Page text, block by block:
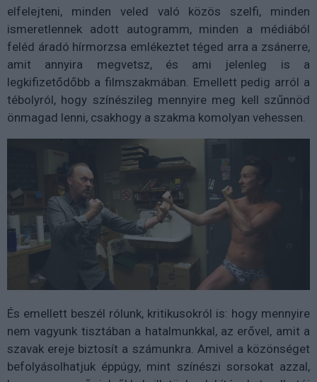
elfelejteni, minden veled való közös szelfi, minden
ismeretlennek adott autogramm, minden a médiából
feléd áradó hírmorzsa emlékeztet téged arra a zsánerre,
amit annyira megvetsz, és ami jelenleg is a
legkifizetődőbb a filmszakmában. Emellett pedig arról a
tébolyról, hogy színészileg mennyire meg kell szűnnöd
önmagad lenni, csakhogy a szakma komolyan vehessen.
És emellett beszél rólunk, kritikusokról is: hogy mennyire
nem vagyunk tisztában a hatalmunkkal, az erővel, amit a
szavak ereje biztosít a számunkra. Amivel a közönséget
befolyásolhatjuk éppúgy, mint színészi sorsokat azzal,